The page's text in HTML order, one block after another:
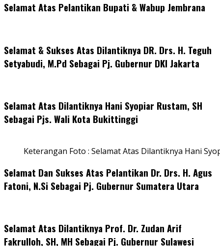
Selamat Atas Pelantikan Bupati & Wabup Jembrana
Selamat & Sukses Atas Dilantiknya DR. Drs. H. Teguh
Setyabudi, M.Pd Sebagai Pj. Gubernur DKI Jakarta
Selamat Atas Dilantiknya Hani Syopiar Rustam, SH
Sebagai Pjs. Wali Kota Bukittinggi
Keterangan Foto : Selamat Atas Dilantiknya Hani
Selamat Dan Sukses Atas Pelantikan Dr. Drs. H. Agus
Fatoni, N.Si Sebagai Pj. Gubernur Sumatera Utara
Selamat Atas Dilantiknya Prof. Dr. Zudan Arif
Fakrulloh, SH, MH Sebagai Pj. Gubernur Sulawesi